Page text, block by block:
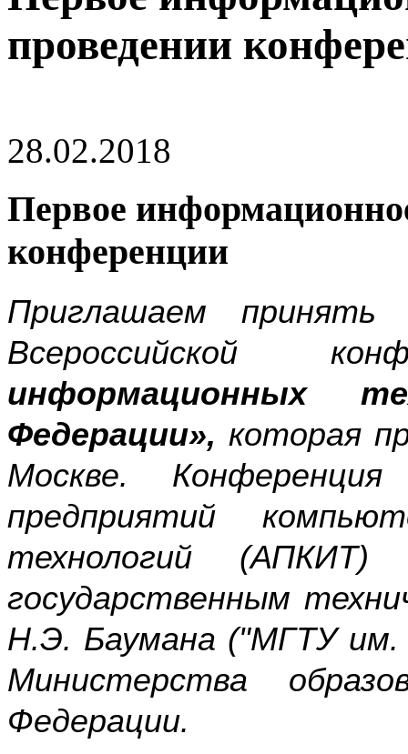
проведении
28.02.2018
Первое
конференции
Приглашаем
Всероссийской
информационных
Федерации», которая
Москве. Конференция
предприятий
технологий (АПКИТ)
государственным
Н.Э. Баумана ("МГТУ им.
Министерства
Федерации.